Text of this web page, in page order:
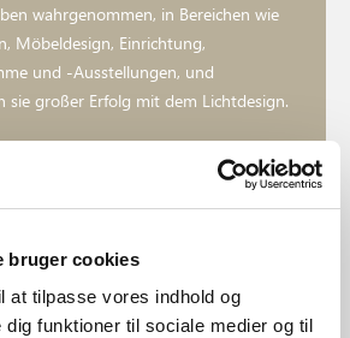
bruger cookies
at tilpasse vores indhold og
dig funktioner til sociale medier og til
wahrgenommen, in Bereichen wie
Möbeldesign, Einrichtung,
und -Ausstellungen, und
sie großer Erfolg mit dem Lichtdesign.
und Designerinnen entdecken